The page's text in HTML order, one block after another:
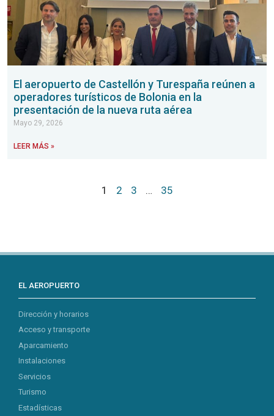
El aeropuerto de Castellón y Turespaña reúnen a
operadores turísticos de Bolonia en la
presentación de la nueva ruta aérea
Mayo 29, 2026
LEER MÁS »
1 2 3 … 35
EL AEROPUERTO
Dirección y horarios
Acceso y transporte
Aparcamiento
Instalaciones
Servicios
Turismo
Estadísticas